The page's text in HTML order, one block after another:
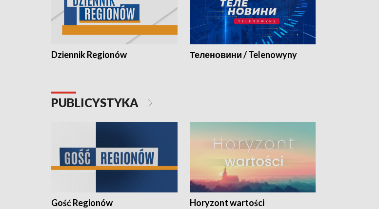
Dziennik Regionów Теленовини / Telenowyny
PUBLICYSTYKA
Gość Regionów Horyzont wartości